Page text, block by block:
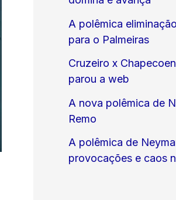
A polêmica
para o Palmeiras
Cruzeiro x
parou a web
A nova polêmica de
Remo
A polêmica de
provocações e caos